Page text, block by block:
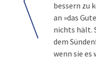
bessern zu
an »das
nichts hält.
dem
wenn sie es